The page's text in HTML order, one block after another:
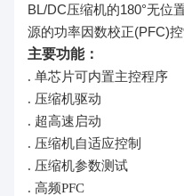
BL/DC压缩机的180°无位
源的功率因数校正(PFC)
主要功能：
. 单芯片可内置主控程序
. 压缩机驱动
. 超高速启动
. 压缩机自适应控制
. 压缩机参数测试
. 高频PFC